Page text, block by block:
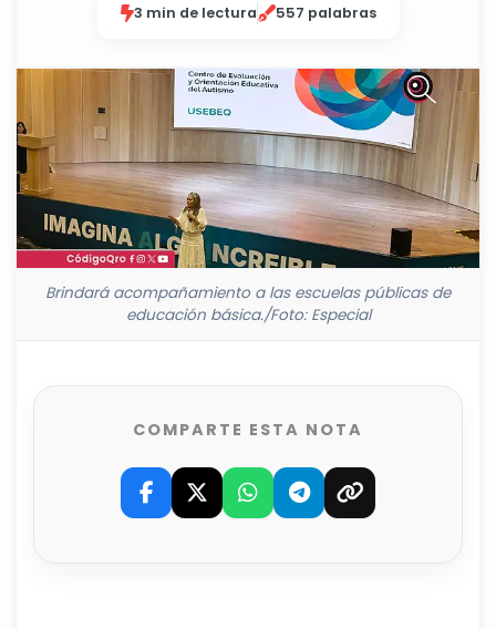
3 min de lectura 557 palabras
Brindará acompañamiento a las escuelas públicas de
educación básica./Foto: Especial
COMPARTE ESTA NOTA